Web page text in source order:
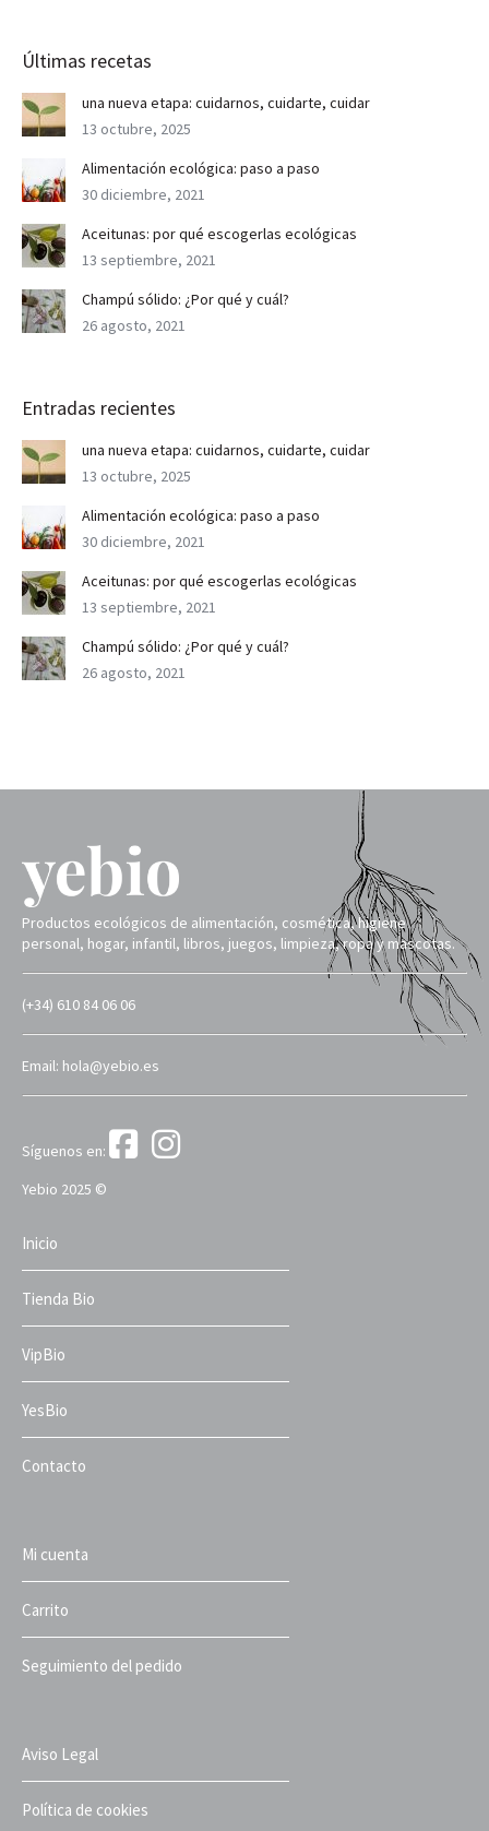
Últimas recetas
una nueva etapa: cuidarnos, cuidarte, cuidar
13 octubre, 2025
Alimentación ecológica: paso a paso
30 diciembre, 2021
Aceitunas: por qué escogerlas ecológicas
13 septiembre, 2021
Champú sólido: ¿Por qué y cuál?
26 agosto, 2021
Entradas recientes
una nueva etapa: cuidarnos, cuidarte, cuidar
13 octubre, 2025
Alimentación ecológica: paso a paso
30 diciembre, 2021
Aceitunas: por qué escogerlas ecológicas
13 septiembre, 2021
Champú sólido: ¿Por qué y cuál?
26 agosto, 2021
Productos ecológicos de alimentación, cosmética, higiene
personal, hogar, infantil, libros, juegos, limpieza, ropa y mascotas.
(+34) 610 84 06 06
Email: hola@yebio.es
Síguenos en:
Yebio 2025 ©
Inicio
Tienda Bio
VipBio
YesBio
Contacto
Mi cuenta
Carrito
Seguimiento del pedido
Aviso Legal
Política de cookies